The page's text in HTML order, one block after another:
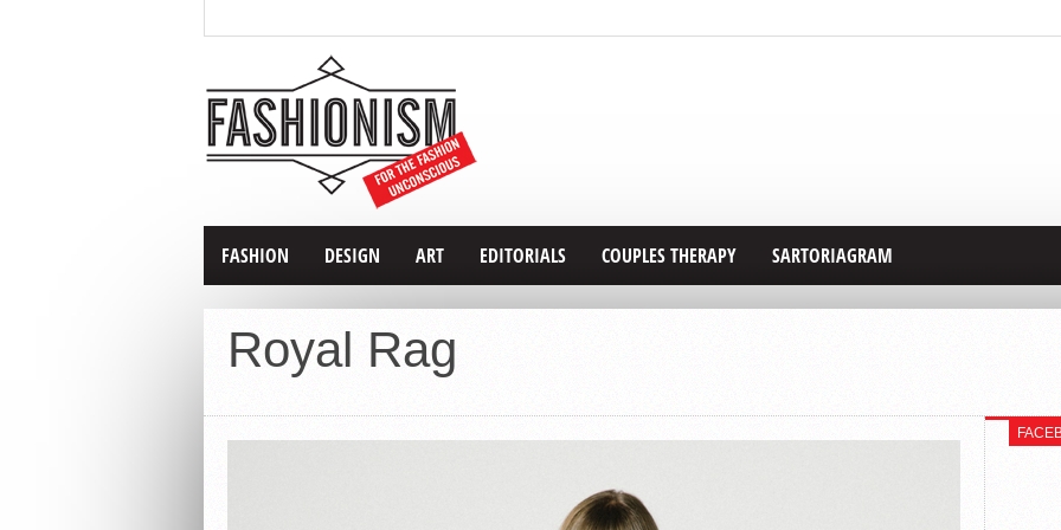
FASHION DESIGN ART EDITORIALS COUPLES THERAPY SARTORIAGRAM
Royal Rag